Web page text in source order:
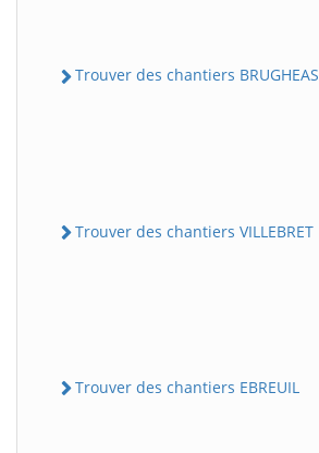
Trouver des chantiers BRUGHEAS
Trouver des chantiers VILLEBRET
Trouver des chantiers EBREUIL